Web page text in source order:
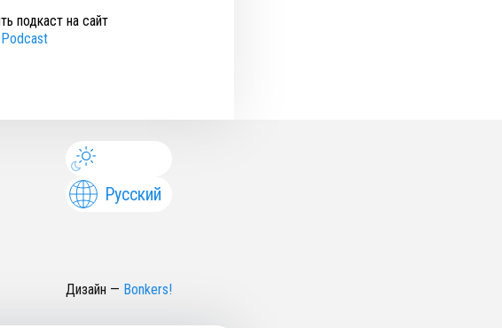
подкаст на сайт
Русский
Дизайн — Bonkers!